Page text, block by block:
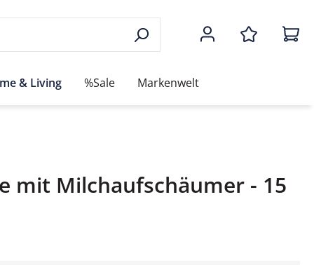
& Living %Sale Markenwelt
mit Milchaufschäumer - 15